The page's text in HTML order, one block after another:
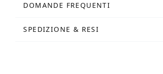
DOMANDE FREQUENTI
SPEDIZIONE & RESI